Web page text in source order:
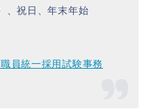
、祝日、年末年始
員統一採用試験事務